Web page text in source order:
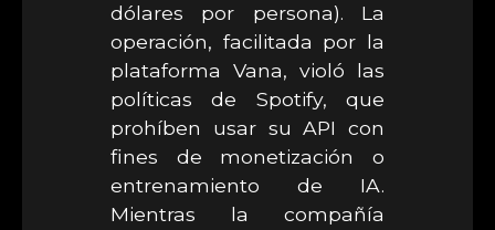
dólares por persona). La
operación, facilitada por la
plataforma Vana, violó las
políticas de Spotify, que
prohíben usar su API con
fines de monetización o
entrenamiento de IA.
Mientras la compañía